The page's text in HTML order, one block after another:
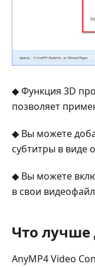
◆ Функция 3D
позволяет
◆ Вы можете
субтитры в виде
◆ Вы можете
в свои
Что лучше
AnyMP4 Video